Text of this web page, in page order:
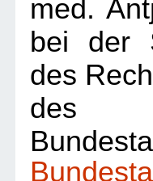
med.
bei der
des
des